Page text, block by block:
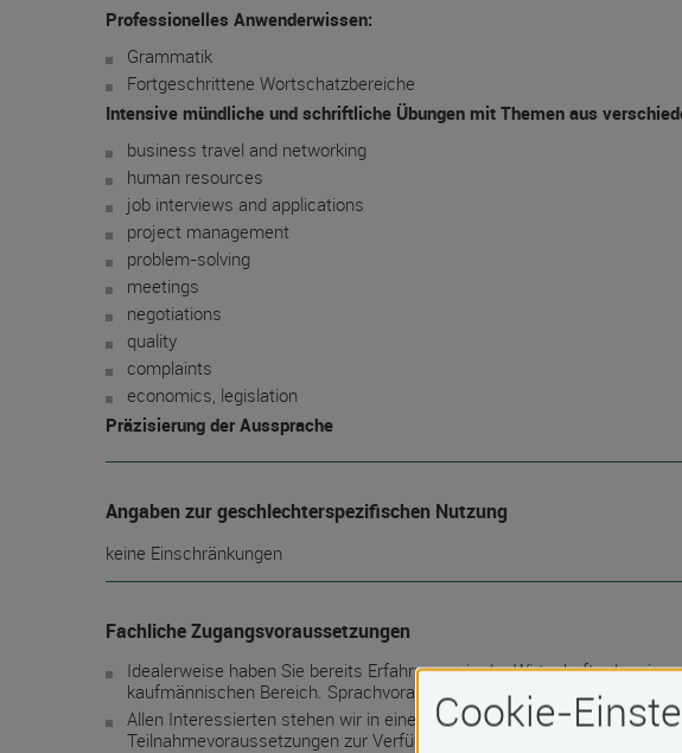
Professionelles Anwenderwissen:
Grammatik
Fortgeschrittene Wortschatzbereiche
Intensive mündliche und schriftliche Übungen mit Themen aus
business travel and networking
human resources
job interviews and applications
project management
problem-solving
meetings
negotiations
quality
complaints
economics, legislation
Präzisierung der Aussprache
Angaben zur geschlechterspezifischen Nutzung
keine Einschränkungen
Fachliche Zugangsvoraussetzungen
Idealerweise haben Sie bereits Erfahrungen in der Wirtschaft oder
kaufmännischen Bereich. Sprachvorausetzung mindestens B2.2.
Allen Interessierten stehen wir in einem persönlichen Gespräch zur
Teilnahmevoraussetzungen zur Verfügung.
Cookie-